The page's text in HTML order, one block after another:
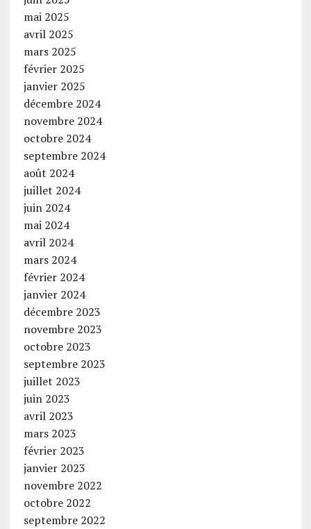
mai 2025
avril 2025
mars 2025
février 2025
janvier 2025
décembre 2024
novembre 2024
octobre 2024
septembre 2024
août 2024
juillet 2024
juin 2024
mai 2024
avril 2024
mars 2024
février 2024
janvier 2024
décembre 2023
novembre 2023
octobre 2023
septembre 2023
juillet 2023
juin 2023
avril 2023
mars 2023
février 2023
janvier 2023
novembre 2022
octobre 2022
septembre 2022